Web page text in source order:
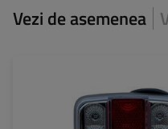
Vezi de asemenea
Sursa de lumina:
Led
12/24 V